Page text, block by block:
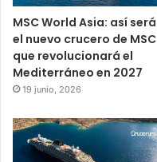
MSC World Asia: así será
el nuevo crucero de MSC
que revolucionará el
Mediterráneo en 2027
19 junio, 2026